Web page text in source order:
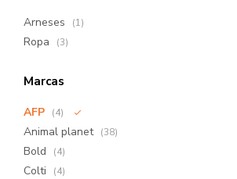
Arneses (1)
Ropa (3)
Marcas
AFP (4)
Animal planet (38)
Bold (4)
Colti (4)